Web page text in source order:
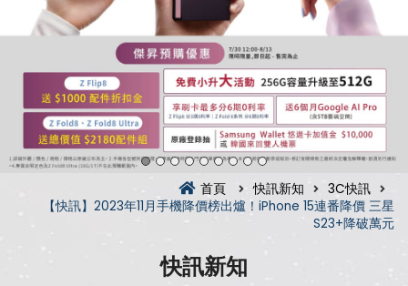
首頁 快訊新知
3C快訊
【快訊】2023年11月手機降價榜出爐！iPhone 15連番降價 三星
S23+降破萬元
快訊新知